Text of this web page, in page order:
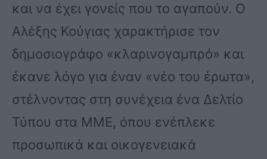
και να έχει γονείς που το αγαπούν. Ο
Αλέξης Κούγιας χαρακτήρισε τον
δημοσιογράφο «κλαρινογαμπρό» και
έκανε λόγο για έναν «νέο του έρωτα»,
στέλνοντας στη συνέχεια ένα Δελτίο
Τύπου στα ΜΜΕ, όπου ενέπλεκε
προσωπικά και οικογενειακά